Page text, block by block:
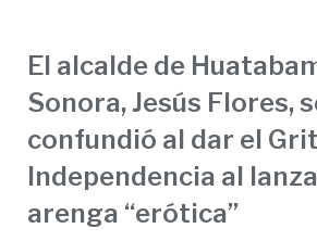
El alcalde de
Sonora, Jesús Flores,
confundió al dar el
Independencia al
arenga “erótica”